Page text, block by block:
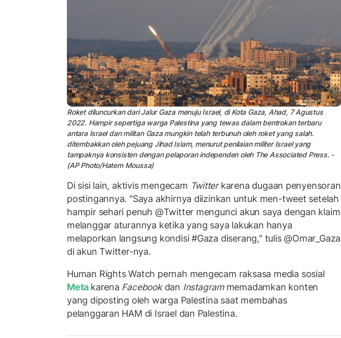
Roket diluncurkan dari Jalur Gaza menuju Israel, di Kota Gaza, Ahad, 7 Agustus
2022. Hampir sepertiga warga Palestina yang tewas dalam bentrokan terbaru
antara Israel dan militan Gaza mungkin telah terbunuh oleh roket yang salah.
ditembakkan oleh pejuang Jihad Islam, menurut penilaian militer Israel yang
tampaknya konsisten dengan pelaporan independen oleh The Associated Press. -
(AP Photo/Hatem Moussa)
Di sisi lain, aktivis mengecam Twitterkarena dugaan penyensoran
postingannya. "Saya akhirnya diizinkan untuk men-tweet setelah
hampir sehari penuh @Twitter mengunci akun saya dengan klaim
melanggar aturannya ketika yang saya lakukan hanya
melaporkan langsung kondisi #Gaza diserang," tulis @Omar_Gaza
di akun Twitter-nya.
Human Rights Watch pernah mengecam raksasa media sosial
Meta karena Facebookdan Instagrammemadamkan konten
yang diposting oleh warga Palestina saat membahas
pelanggaran HAM di Israel dan Palestina.